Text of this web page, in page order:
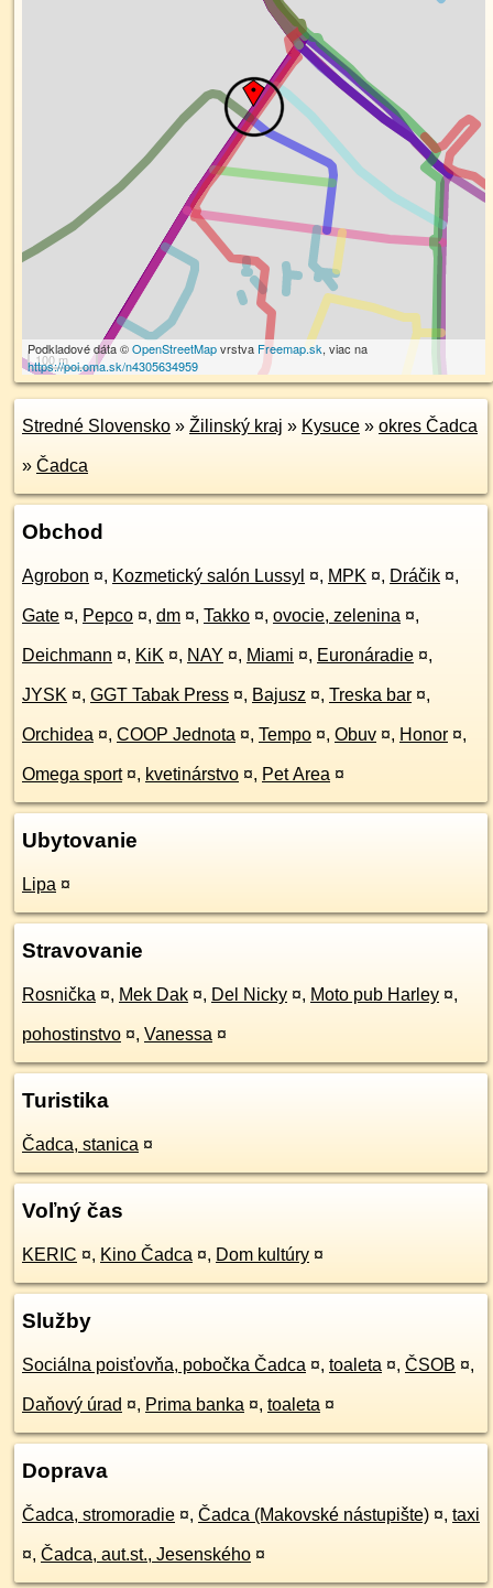
100 m
Podkladové dáta ©OpenStreetMapvrstva Freemap.sk, viac na
https://poi.oma.sk/n4305634959
Stredné Slovensko » Žilinský kraj » Kysuce » okres Čadca
» Čadca
Obchod
Agrobon ¤, Kozmetický salón Lussyl ¤, MPK ¤, Dráčik ¤,
Gate ¤, Pepco ¤, dm ¤, Takko ¤, ovocie, zelenina ¤,
Deichmann ¤, KiK ¤, NAY ¤, Miami ¤, Euronáradie ¤,
JYSK ¤, GGT Tabak Press ¤, Bajusz ¤, Treska bar ¤,
Orchidea ¤, COOP Jednota ¤, Tempo ¤, Obuv ¤, Honor ¤,
Omega sport ¤, kvetinárstvo ¤, Pet Area ¤
Ubytovanie
Lipa ¤
Stravovanie
Rosnička ¤, Mek Dak ¤, Del Nicky ¤, Moto pub Harley ¤,
pohostinstvo ¤, Vanessa ¤
Turistika
Čadca, stanica ¤
Voľný čas
KERIC ¤, Kino Čadca ¤, Dom kultúry ¤
Služby
Sociálna poisťovňa, pobočka Čadca ¤, toaleta ¤, ČSOB ¤,
Daňový úrad ¤, Prima banka ¤, toaleta ¤
Doprava
Čadca, stromoradie ¤, Čadca (Makovské nástupište) ¤, taxi
¤, Čadca, aut.st., Jesenského ¤